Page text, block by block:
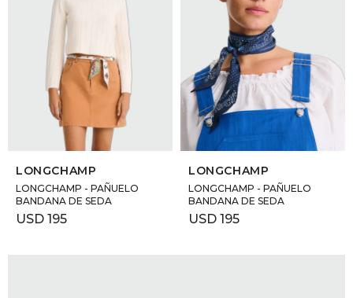
SELECCIONAR TALLE
LONGCHAMP
LONGCHAMP - PAÑUELO
BANDANA DE SEDA
USD 195
SELECCIONAR TALLE
LONGCHAMP
LONGCHAMP - PAÑUELO
BANDANA DE SEDA
USD 195